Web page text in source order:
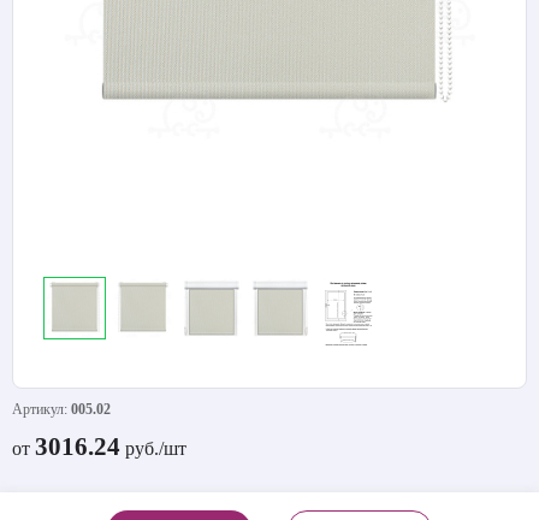
Артикул: 005.02
от 3016.24 руб./шт